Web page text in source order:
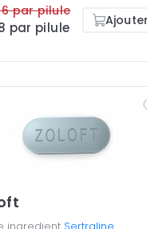
par pilule
par pilule Ajouter